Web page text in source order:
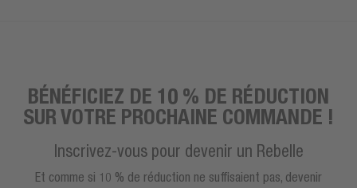
BÉNÉFICIEZ DE 10 % DE RÉDUCTION
SUR VOTRE PROCHAINE COMMANDE !
Inscrivez-vous pour devenir un Rebelle
Et comme si 10 % de réduction ne suffisaient pas, devenir